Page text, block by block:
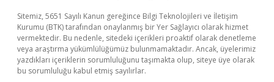
Sitemiz, 5651 Sayılı Kanun gereğince Bilgi Teknolojileri ve İletişim
Kurumu (BTK) tarafından onaylanmış bir Yer Sağlayıcı olarak hizmet
vermektedir. Bu nedenle, sitedeki içerikleri proaktif olarak denetleme
veya araştırma yükümlülüğümüz bulunmamaktadır. Ancak, üyelerimiz
yazdıkları içeriklerin sorumluluğunu taşımakta olup, siteye üye olarak
bu sorumluluğu kabul etmiş sayılırlar.